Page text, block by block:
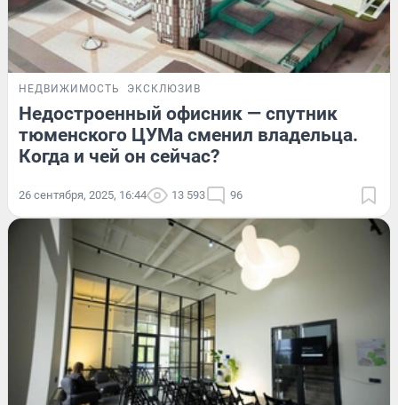
НЕДВИЖИМОСТЬ ЭКСКЛЮЗИВ
Недостроенный офисник — спутник
тюменского ЦУМа сменил владельца.
Когда и чей он сейчас?
26 сентября, 2025, 16:44 13 593 96